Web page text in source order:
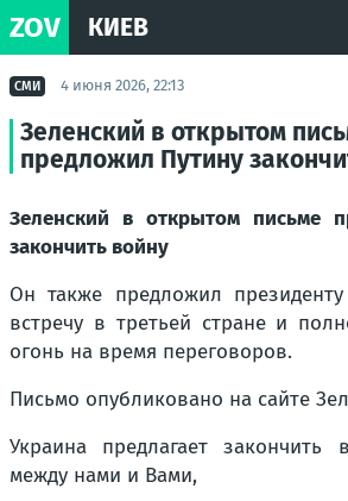
ZOV КИЕВ
СМИ 4 июня 2026, 22:13
Зеленский в открытом
предложил Путину
Зеленский в открытом письме
закончить войну
Он также предложил
встречу в третьей стране и
огонь на время переговоров.
Письмо опубликовано на сайте
Украина предлагает
между нами и Вами,